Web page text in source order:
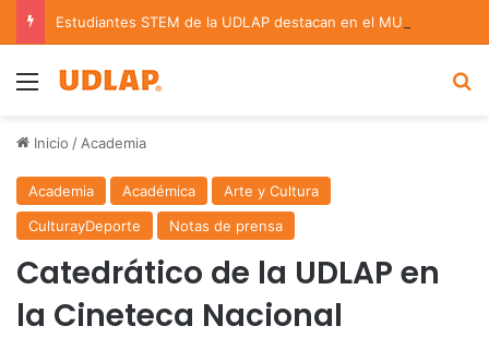
Menu
Inicio / Academia
Academia Académica
Arte y Cultura
CulturayDeporte
Notas de prensa
Catedrático de la UDLAP en
la Cineteca Nacional